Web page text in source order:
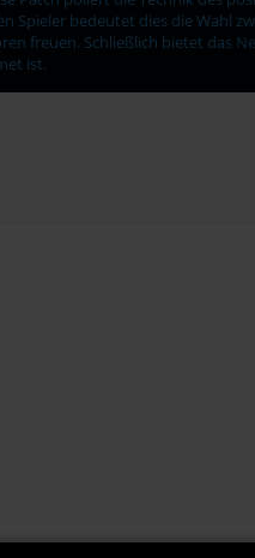
Spieler bedeutet dies die Wahl
freuen. Schließlich bietet das
ist.